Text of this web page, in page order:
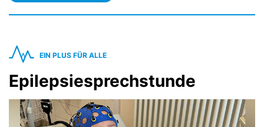
EIN PLUS FÜR ALLE
Epilepsiesprechstunde